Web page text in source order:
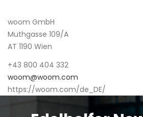
woom GmbH
Muthgasse 109/A
AT 1190 Wien
+43 800 404 332
woom@woom.com
https://woom.com/de_DE/